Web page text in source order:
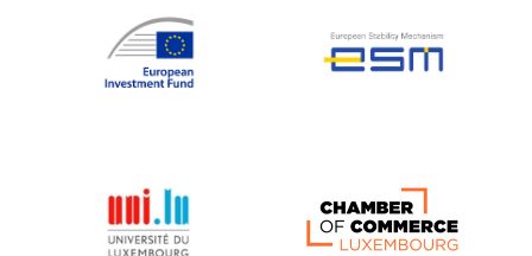
Klaus-Heiner Lehne
Koen LENAERTS
Lars Heikensten
Lucas Papademos
Máire Geoghegan-Quinn